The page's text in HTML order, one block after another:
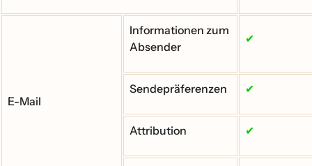
E-Mail
Informationen zum
Absender
✔
Sendepräferenzen ✔
Attribution ✔